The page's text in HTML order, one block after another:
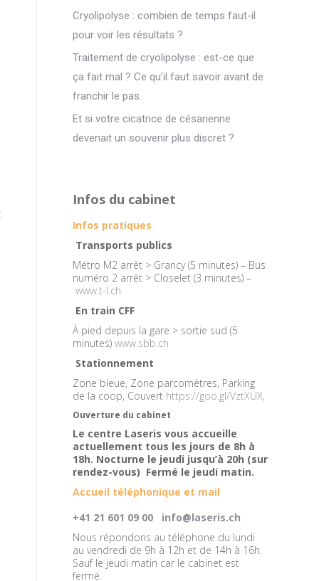
Cryolipolyse : combien de temps faut-il
pour voir les résultats ?
Traitement de cryolipolyse : est-ce que
ça fait mal ? Ce qu’il faut savoir avant de
franchir le pas.
Et si votre cicatrice de césarienne
devenait un souvenir plus discret ?
Infos du cabinet
Infos pratiques
Transports publics
Métro M2 arrêt > Grancy (5 minutes) – Bus
numéro 2 arrêt > Closelet (3 minutes) –
www.t-l.ch
En train CFF
À pied depuis la gare > sortie sud (5
minutes) www.sbb.ch
Stationnement
Zone bleue, Zone parcomètres, Parking
de la coop, Couvert https://goo.gl/VztXUX,
Ouverture du cabinet
Le centre Laseris vous accueille
actuellement tous les jours de 8h à
18h. Nocturne le jeudi jusqu’à 20h (sur
rendez-vous) Fermé le jeudi matin.
Accueil téléphonique et mail
+41 21 601 09 00
info@laseris.ch
Nous répondons au téléphone du lundi
au vendredi de 9h à 12h et de 14h à 16h.
Sauf le jeudi matin car le cabinet est
fermé.